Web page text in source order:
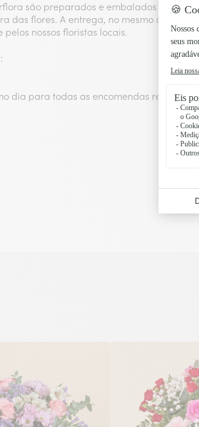
são preparados e embalados no dia
das flores. A entrega, no mesmo dia ou
nossos floristas locais.
:
dia para todas as encomendas realizadas